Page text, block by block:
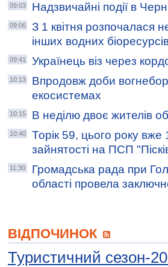
09:03 Надзвичайні події в
09:06
З 1 квітня розпочалася
інших водних
09:41 Українець віз через
10:13
Впродовж доби
екосистемах
10:15 В неділю двоє жителів
10:40
Торік 59, цього року
зайнятості на ПСП
11:30
Громадська рада при
області провела
ВІДПОЧИНОК
Туристичний сезон-